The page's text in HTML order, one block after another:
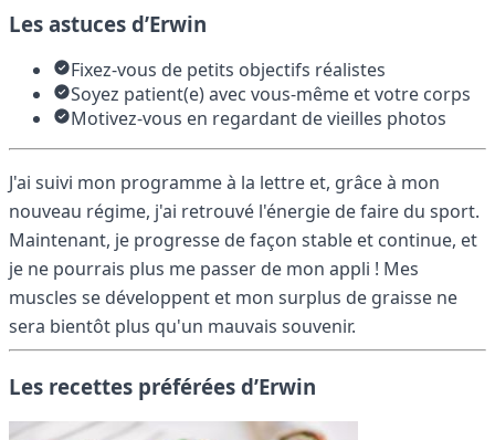
Les astuces d’Erwin
Fixez-vous de petits objectifs réalistes
Soyez patient(e) avec vous-même et votre corps
Motivez-vous en regardant de vieilles photos
J'ai suivi mon programme à la lettre et, grâce à mon
nouveau régime, j'ai retrouvé l'énergie de faire du sport.
Maintenant, je progresse de façon stable et continue, et
je ne pourrais plus me passer de mon appli ! Mes
muscles se développent et mon surplus de graisse ne
sera bientôt plus qu'un mauvais souvenir.
Les recettes préférées d’Erwin